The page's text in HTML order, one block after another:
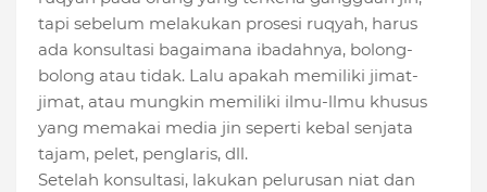
tapi sebelum melakukan prosesi ruqyah, harus
ada konsultasi bagaimana ibadahnya, bolong-
bolong atau tidak. Lalu apakah memiliki jimat-
jimat, atau mungkin memiliki ilmu-llmu khusus
yang memakai media jin seperti kebal senjata
tajam, pelet, penglaris, dll.
Setelah konsultasi, lakukan pelurusan niat dan